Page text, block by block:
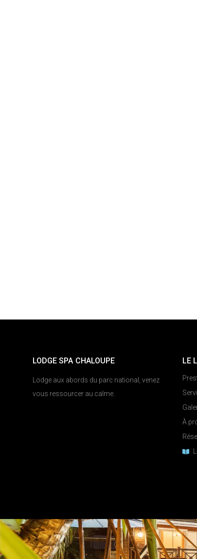
LODGE SPA CHALOUPE
Lodge aux abords du parc national, venez
vous ressourcer au calme.
LE
À